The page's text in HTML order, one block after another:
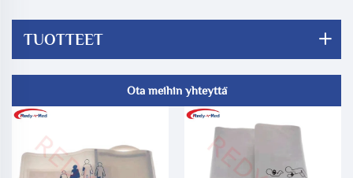
TUOTTEET
Ota meihin yhteyttä